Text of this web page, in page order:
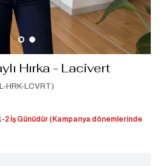
Hırka - Lacivert
HRK-LCVRT)
2 İş Günüdür (Kampanya dönemlerinde